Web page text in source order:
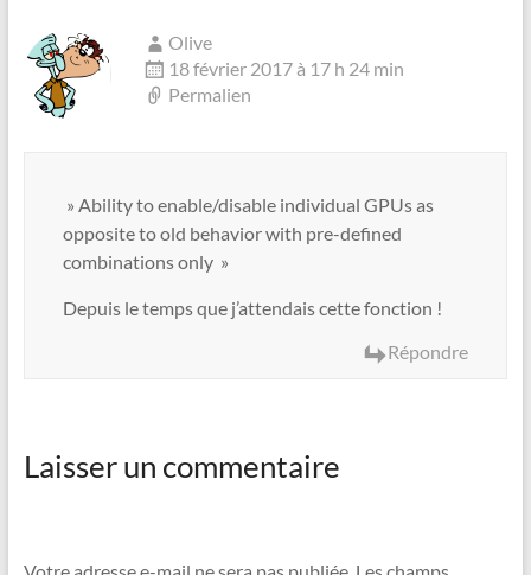
Olive
18 février 2017 à 17 h 24 min
Permalien
» Ability to enable/disable individual GPUs as
opposite to old behavior with pre-defined
combinations only »
Depuis le temps que j’attendais cette fonction !
Répondre
Laisser un commentaire
Votre adresse e-mail ne sera pas publiée. Les champs